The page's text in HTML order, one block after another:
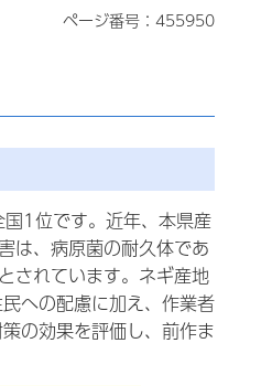
ページ番号：455950
1位です。近年、本県産
は、病原菌の耐久体であ
されています。ネギ産地
への配慮に加え、作業者
の効果を評価し、前作ま